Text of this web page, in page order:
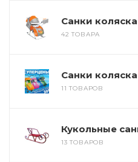
Санки
42 ТОВАРА
Санки
11 ТОВАРОВ
Кукольные
13 ТОВАРОВ